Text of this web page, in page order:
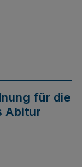
für die
Abitur